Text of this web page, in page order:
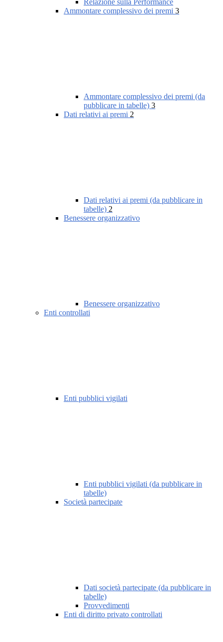
Relazione sulla Performance
Ammontare complessivo dei premi 3
Ammontare complessivo dei premi (da
pubblicare in tabelle) 3
Dati relativi ai premi 2
Dati relativi ai premi (da pubblicare in
tabelle) 2
Benessere organizzativo
Benessere organizzativo
Enti controllati
Enti pubblici vigilati
Enti pubblici vigilati (da pubblicare in
tabelle)
Società partecipate
Dati società partecipate (da pubblicare in
tabelle)
Provvedimenti
Enti di diritto privato controllati